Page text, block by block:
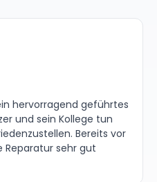
hervorragend geführtes
und sein Kollege tun
Bereits vor
Reparatur sehr gut